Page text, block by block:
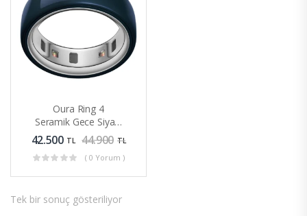
Oura Ring 4
Seramik Gece Siyahı
Akıllı Yüzük Sağlık
Takipli
42.500 TL 44.900 TL
( 0 Yorum )
Tek bir sonuç gösteriliyor